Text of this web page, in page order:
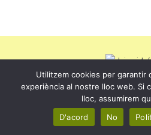
SERVEI D’ATENCIÓ A
Utilitzem cookies per garantir
experiència al nostre lloc web. Si
lloc, assumirem
D'acord
No